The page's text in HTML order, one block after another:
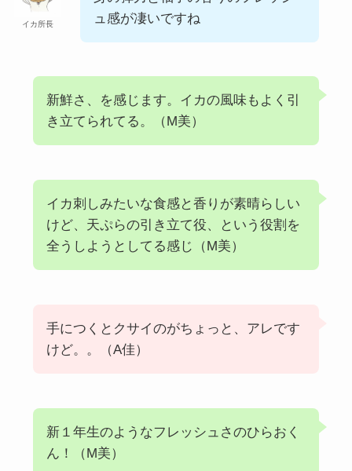
イカ所長
ュ感が凄いですね
新鮮さ、を感じます。イカの風味もよく引
き立てられてる。（M美）
イカ刺しみたいな食感と香りが素晴らしい
けど、天ぷらの引き立て役、という役割を
全うしようとしてる感じ（M美）
手につくとクサイのがちょっと、アレです
けど。。（A佳）
新１年生のようなフレッシュさのひらおく
ん！（M美）